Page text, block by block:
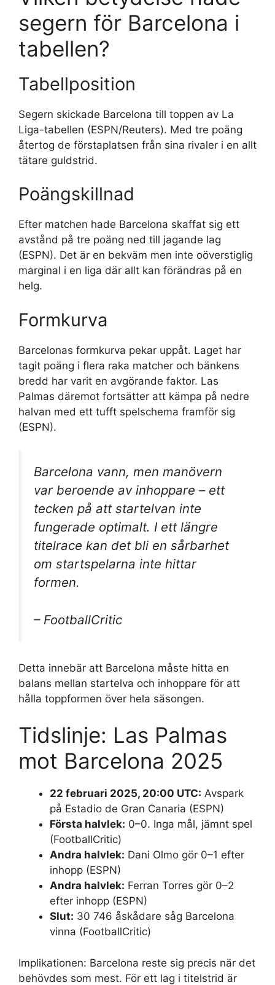
segern för Barcelona i
tabellen?
Tabellposition
Segern skickade Barcelona till toppen av La
Liga-tabellen (ESPN/Reuters). Med tre poäng
återtog de förstaplatsen från sina rivaler i en allt
tätare guldstrid.
Poängskillnad
Efter matchen hade Barcelona skaffat sig ett
avstånd på tre poäng ned till jagande lag
(ESPN). Det är en bekväm men inte oöverstiglig
marginal i en liga där allt kan förändras på en
helg.
Formkurva
Barcelonas formkurva pekar uppåt. Laget har
tagit poäng i flera raka matcher och bänkens
bredd har varit en avgörande faktor. Las
Palmas däremot fortsätter att kämpa på nedre
halvan med ett tufft spelschema framför sig
(ESPN).
Barcelona vann, men manövern
var beroende av inhoppare – ett
tecken på att startelvan inte
fungerade optimalt. I ett längre
titelrace kan det bli en sårbarhet
om startspelarna inte hittar
formen.
– FootballCritic
Detta innebär att Barcelona måste hitta en
balans mellan startelva och inhoppare för att
hålla toppformen över hela säsongen.
Tidslinje: Las Palmas
mot Barcelona 2025
22 februari 2025, 20:00 UTC: Avspark
på Estadio de Gran Canaria (ESPN)
Första halvlek: 0–0. Inga mål, jämnt spel
(FootballCritic)
Andra halvlek: Dani Olmo gör 0–1 efter
inhopp (ESPN)
Andra halvlek: Ferran Torres gör 0–2
efter inhopp (ESPN)
Slut: 30 746 åskådare såg Barcelona
vinna (FootballCritic)
Implikationen: Barcelona reste sig precis när det
behövdes som mest. För ett lag i titelstrid är